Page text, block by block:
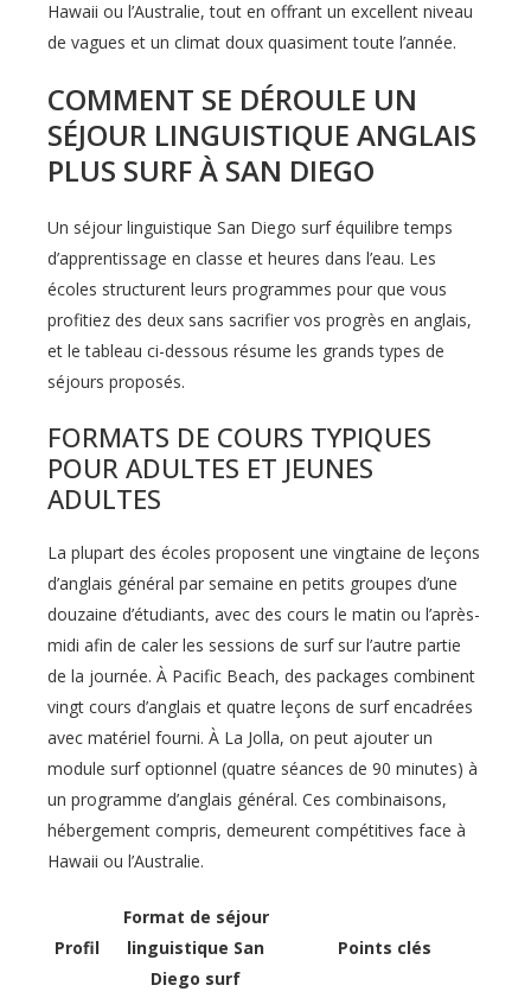
Hawaii ou l’Australie, tout en offrant un excellent niveau
de vagues et un climat doux quasiment toute l’année.
COMMENT SE DÉROULE UN
SÉJOUR LINGUISTIQUE ANGLAIS
PLUS SURF À SAN DIEGO
Un séjour linguistique San Diego surf équilibre temps
d’apprentissage en classe et heures dans l’eau. Les
écoles structurent leurs programmes pour que vous
profitiez des deux sans sacrifier vos progrès en anglais,
et le tableau ci-dessous résume les grands types de
séjours proposés.
FORMATS DE COURS TYPIQUES
POUR ADULTES ET JEUNES
ADULTES
La plupart des écoles proposent une vingtaine de leçons
d’anglais général par semaine en petits groupes d’une
douzaine d’étudiants, avec des cours le matin ou l’après-
midi afin de caler les sessions de surf sur l’autre partie
de la journée. À Pacific Beach, des packages combinent
vingt cours d’anglais et quatre leçons de surf encadrées
avec matériel fourni. À La Jolla, on peut ajouter un
module surf optionnel (quatre séances de 90 minutes) à
un programme d’anglais général. Ces combinaisons,
hébergement compris, demeurent compétitives face à
Hawaii ou l’Australie.
Profil
Format de séjour
linguistique San
Diego surf
Points clés